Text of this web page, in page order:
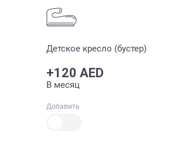
Детское кресло (бустер)
+120 AED
В месяц
Добавить